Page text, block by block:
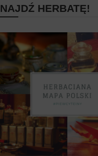
HERBATĘ!